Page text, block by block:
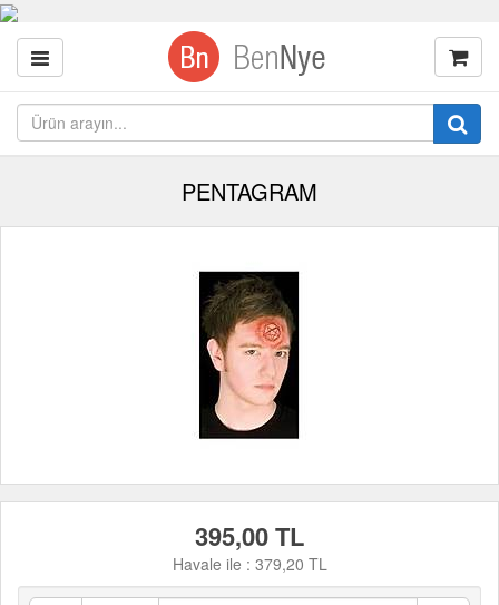
PENTAGRAM
395,00 TL
Havale ile : 379,20 TL